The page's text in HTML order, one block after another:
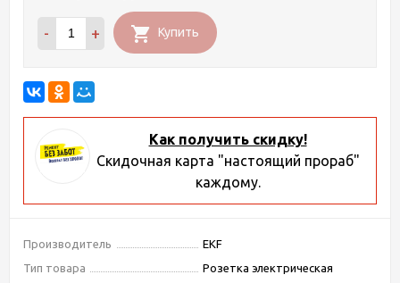
- + Купить
Как получить скидку!
Скидочная карта "настоящий прораб"
каждому.
Производитель
EKF
Тип товара
Розетка электрическая